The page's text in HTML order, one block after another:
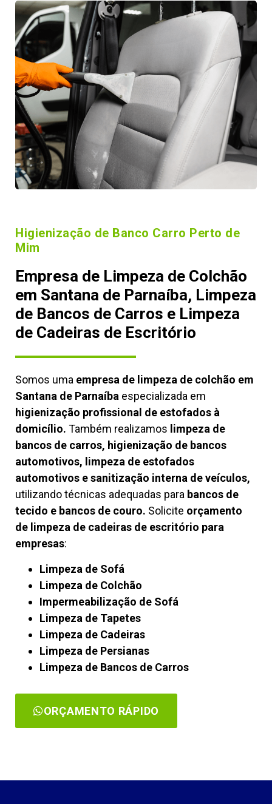
Higienização de Banco Carro Perto de
Mim
Empresa de Limpeza de Colchão
em Santana de Parnaíba, Limpeza
de Bancos de Carros e Limpeza
de Cadeiras de Escritório
Somos uma empresa de limpeza de colchão em
Santana de Parnaíba especializada em
higienização profissional de estofados à
domicílio. Também realizamos limpeza de
bancos de carros, higienização de bancos
automotivos, limpeza de estofados
automotivos e sanitização interna de veículos,
utilizando técnicas adequadas para bancos de
tecido e bancos de couro. Solicite orçamento
de limpeza de cadeiras de escritório para
empresas:
Limpeza de Sofá
Limpeza de Colchão
Impermeabilização de Sofá
Limpeza de Tapetes
Limpeza de Cadeiras
Limpeza de Persianas
Limpeza de Bancos de Carros
ORÇAMENTO RÁPIDO